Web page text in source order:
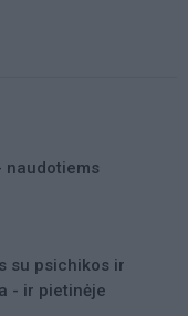
naudotiems
su psichikos ir
- ir pietinėje